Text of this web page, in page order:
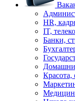
HR,
IT,
Банки,
Красота,